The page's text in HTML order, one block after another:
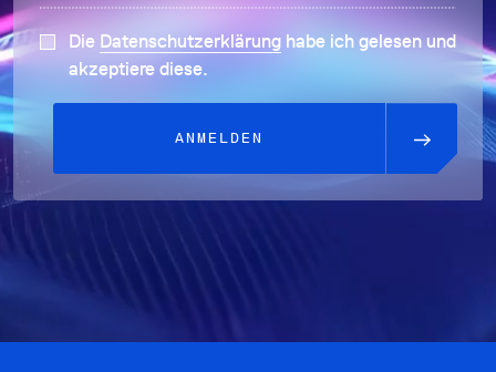
Die Datenschutzerklärunghabe ich gelesen und
akzeptiere diese.
ANMELDEN